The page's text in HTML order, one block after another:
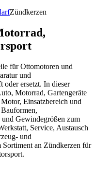
Zündkerzen
für Ottomotoren und
und
oder ersetzt. In dieser
Motorrad, Gartengeräte
Einsatzbereich und
Gewindegrößen zum
Service, Austausch
und
Sortiment an Zündkerzen für